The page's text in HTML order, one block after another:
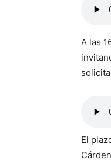
A las
El